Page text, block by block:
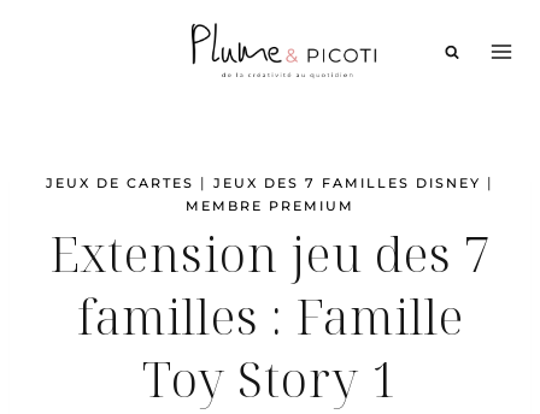
JEUX DE CARTES | JEUX DES 7 FAMILLES DISNEY |
MEMBRE PREMIUM
Extension jeu des 7
familles : Famille
Toy Story 1